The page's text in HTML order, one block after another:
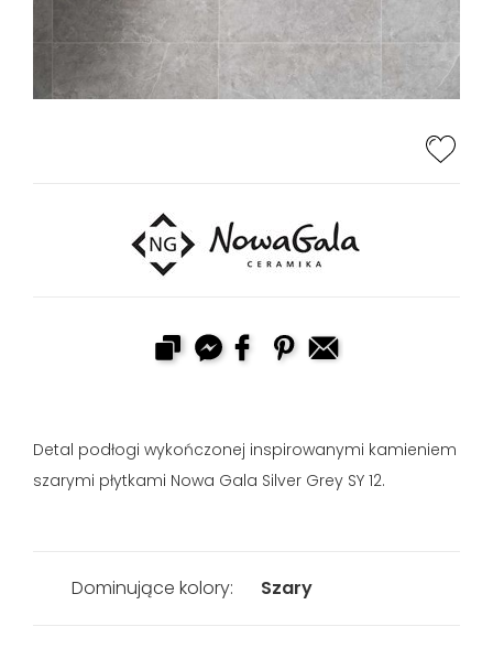
Detal podłogi wykończonej inspirowanymi kamieniem
szarymi płytkami Nowa Gala Silver Grey SY 12.
Dominujące kolory: Szary